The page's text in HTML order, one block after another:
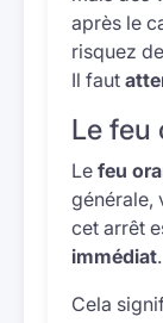
après le
risquez
Il faut
Le feu
Le feu
générale,
cet arrêt
immédiat.
Cela